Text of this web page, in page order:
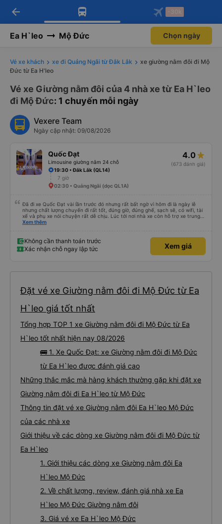
Tải app Vexere ngay!
Nhận ưu đãi thành viên độc
Mở app
Tải app Vexere
-30k/ghế khi đặt vé máy bay qua
Mở app
arrow_back -30k
Ea H`leo Mộ Đức Chọn ngày
Vé xe khách xe đi Quảng Ngãi từ Đắk Lắk
xe giường nằm đôi đi Mộ
Đức từ Ea H'leo
Vé xe Giường nằm đôi của 4 nhà xe từ Ea H`leo
đi Mộ Đức: 1 chuyến mỗi ngày
Vexere Team
Ngày cập nhật: 09/08/2026
Quốc Đạt
Limousine giường nằm 24 chỗ
4.0
(673 đánh giá)
19:30 • Đắk Lắk (QL14)
7 giờ
02:30 • Quảng Ngãi (dọc QL1A)
Đã đi xe Quốc Đạt vài lần trước đó nhưng rất bất ngờ vì hôm đi là ngày lễ
nhưng chất lượng chuyến đi rất tốt, đúng giờ, đúng ghế, sạch sẽ, có wifi, tài
xế và phụ xe nói chuyện rất dễ chịu. Lúc tới nơi nhà xe còn hỗ trợ xe trung
chuyển tới tận nhà. 10đ cho nhà xe, hy vọng nhà xe duy trì được chất lượng
Xem thêm
Không cần thanh toán trước
Xác nhận chỗ ngay lập tức
Xem giá
Đặt vé xe Giường nằm đôi đi Mộ Đức từ Ea
H`leo giá tốt nhất
Tổng hợp TOP 1 xe Giường nằm đôi đi Mộ Đức từ Ea
H`leo tốt nhất hiện nay 08/2026
🚌 1. Xe Quốc Đạt: xe Giường nằm đôi đi Mộ Đức
từ Ea H`leo được đánh giá cao
Những thắc mắc mà hàng khách thường gặp khi đặt xe
Giường nằm đôi đi Ea H`leo từ Mộ Đức
Thông tin đặt vé xe Giường nằm đôi Ea H`leo Mộ Đức
của các nhà xe
Giới thiệu về các dòng xe Giường nằm đôi đi Mộ Đức từ
Ea H`leo
1. Giới thiệu các dòng xe Giường nằm đôi Ea
H`leo Mộ Đức
2. Về chất lượng, review, đánh giá nhà xe Ea
H`leo Mộ Đức Giường nằm đôi
3. Giá vé xe Ea H`leo Mộ Đức